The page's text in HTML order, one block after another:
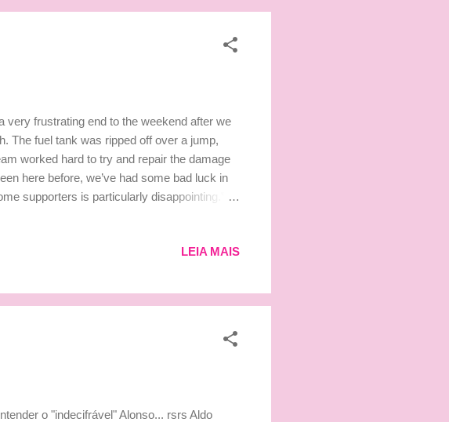
very frustrating end to the weekend after we
The fuel tank was ripped off over a jump,
worked hard to try and repair the damage
here before, we’ve had some bad luck in
supporters is particularly disappointing.”
de fora. A vitória do evento que foi oLEIA MAIS
o "indecifrável" Alonso... rsrs Aldo